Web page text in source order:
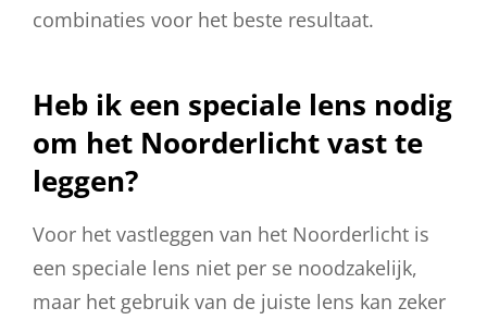
combinaties voor het beste resultaat.
Heb ik een speciale lens nodig
om het Noorderlicht vast te
leggen?
Voor het vastleggen van het Noorderlicht is
een speciale lens niet per se noodzakelijk,
maar het gebruik van de juiste lens kan zeker